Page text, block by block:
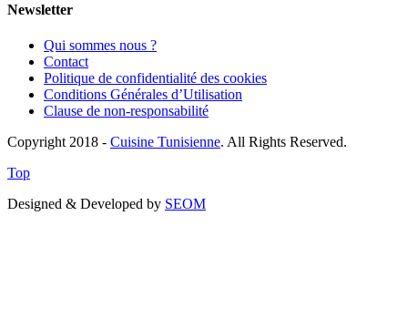
Newsletter
Qui sommes nous ?
Contact
Politique de confidentialité des cookies
Conditions Générales d’Utilisation
Clause de non-responsabilité
Copyright 2018 - Cuisine Tunisienne. All Rights Reserved.
Top
Designed & Developed by SEOM